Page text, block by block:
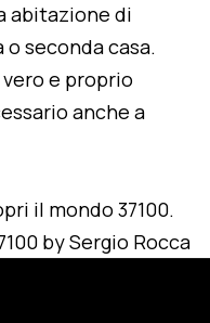
abitazione di
o seconda casa.
e proprio
anche a
il mondo 37100.